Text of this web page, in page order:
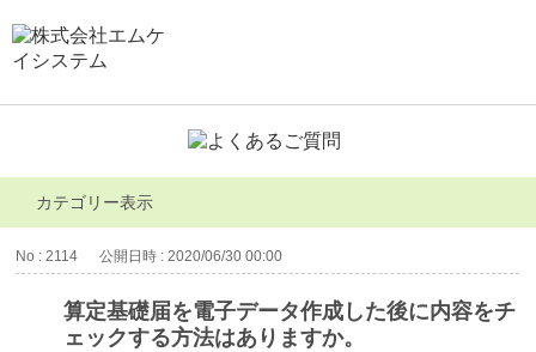
カテゴリー表示
No : 2114 公開日時 : 2020/06/30 00:00
算定基礎届を電子データ作成した後に内容をチ
ェックする方法はありますか。